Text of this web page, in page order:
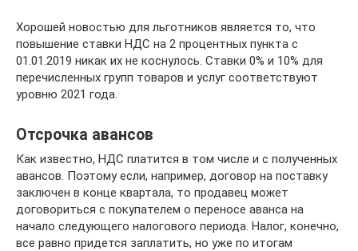
Хорошей новостью для льготников является то, что
повышение ставки НДС на 2 процентных пункта с
01.01.2019 никак их не коснулось. Ставки 0% и 10% для
перечисленных групп товаров и услуг соответствуют
уровню 2021 года.
Отсрочка авансов
Как известно, НДС платится в том числе и с полученных
авансов. Поэтому если, например, договор на поставку
заключен в конце квартала, то продавец может
договориться с покупателем о переносе аванса на
начало следующего налогового периода. Налог, конечно,
все равно придется заплатить, но уже по итогам